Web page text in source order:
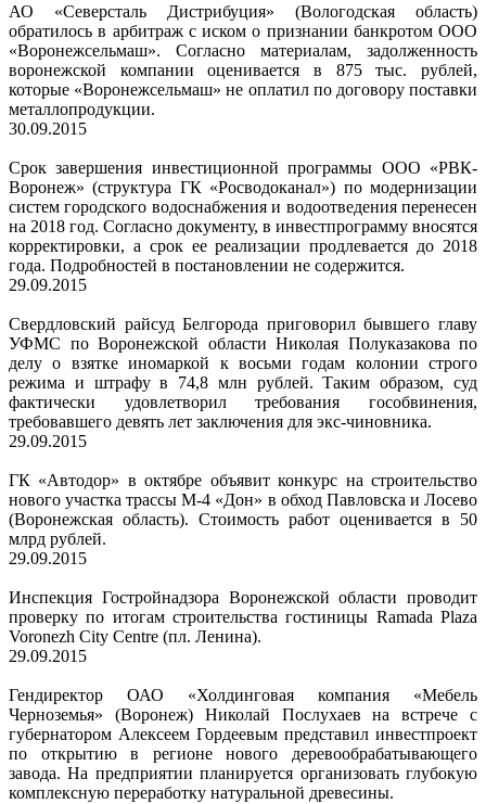
АО «Северсталь Дистрибуция» (Вологодская область)
обратилось в арбитраж с иском о признании банкротом ООО
«Воронежсельмаш». Согласно материалам, задолженность
воронежской компании оценивается в 875 тыс. рублей,
которые «Воронежсельмаш» не оплатил по договору поставки
металлопродукции.
30.09.2015
Срок завершения инвестиционной программы ООО «РВК-
Воронеж» (структура ГК «Росводоканал») по модернизации
систем городского водоснабжения и водоотведения перенесен
на 2018 год. Согласно документу, в инвестпрограмму вносятся
корректировки, а срок ее реализации продлевается до 2018
года. Подробностей в постановлении не содержится.
29.09.2015
Свердловский райсуд Белгорода приговорил бывшего главу
УФМС по Воронежской области Николая Полуказакова по
делу о взятке иномаркой к восьми годам колонии строго
режима и штрафу в 74,8 млн рублей. Таким образом, суд
фактически удовлетворил требования гособвинения,
требовавшего девять лет заключения для экс-чиновника.
29.09.2015
ГК «Автодор» в октябре объявит конкурс на строительство
нового участка трассы М-4 «Дон» в обход Павловска и Лосево
(Воронежская область). Стоимость работ оценивается в 50
млрд рублей.
29.09.2015
Инспекция Гостройнадзора Воронежской области проводит
проверку по итогам строительства гостиницы Ramada Plaza
Voronezh City Centre (пл. Ленина).
29.09.2015
Гендиректор ОАО «Холдинговая компания «Мебель
Черноземья» (Воронеж) Николай Послухаев на встрече с
губернатором Алексеем Гордеевым представил инвестпроект
по открытию в регионе нового деревообрабатывающего
завода. На предприятии планируется организовать глубокую
комплексную переработку натуральной древесины.